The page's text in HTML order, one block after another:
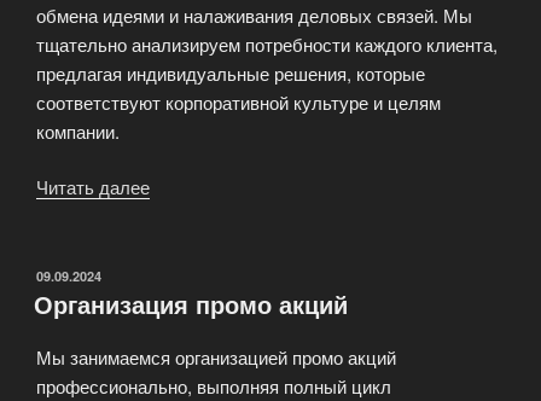
обмена идеями и налаживания деловых связей. Мы
тщательно анализируем потребности каждого клиента,
предлагая индивидуальные решения, которые
соответствуют корпоративной культуре и целям
компании.
Читать далее
ОПУБЛИКОВАНО
09.09.2024
Организация промо акций
Мы занимаемся организацией промо акций
профессионально, выполняя полный цикл